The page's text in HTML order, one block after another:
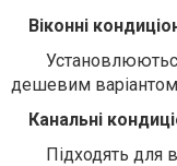
Віконні
Установлюються
дешевим
Канальні
Підходять для